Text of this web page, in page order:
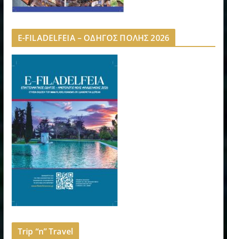
E-FILADELFEIA – ΟΔΗΓΟΣ ΠΟΛΗΣ 2026
Trip “n” Travel